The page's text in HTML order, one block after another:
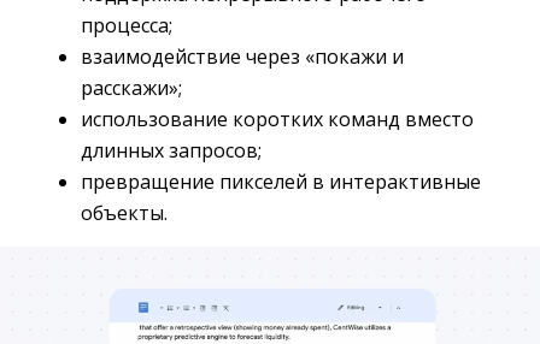
процесса;
взаимодействие через «покажи и
расскажи»;
использование коротких команд вместо
длинных запросов;
превращение пикселей в интерактивные
объекты.